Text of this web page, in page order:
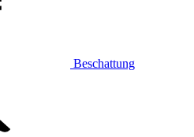
Beschattung